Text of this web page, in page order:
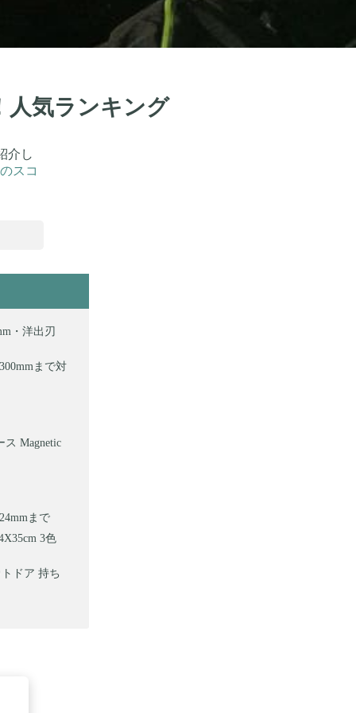
人気ランキング
介し
スコ
・洋出刃
まで対
Magnetic
まで
3色
ドア 持ち